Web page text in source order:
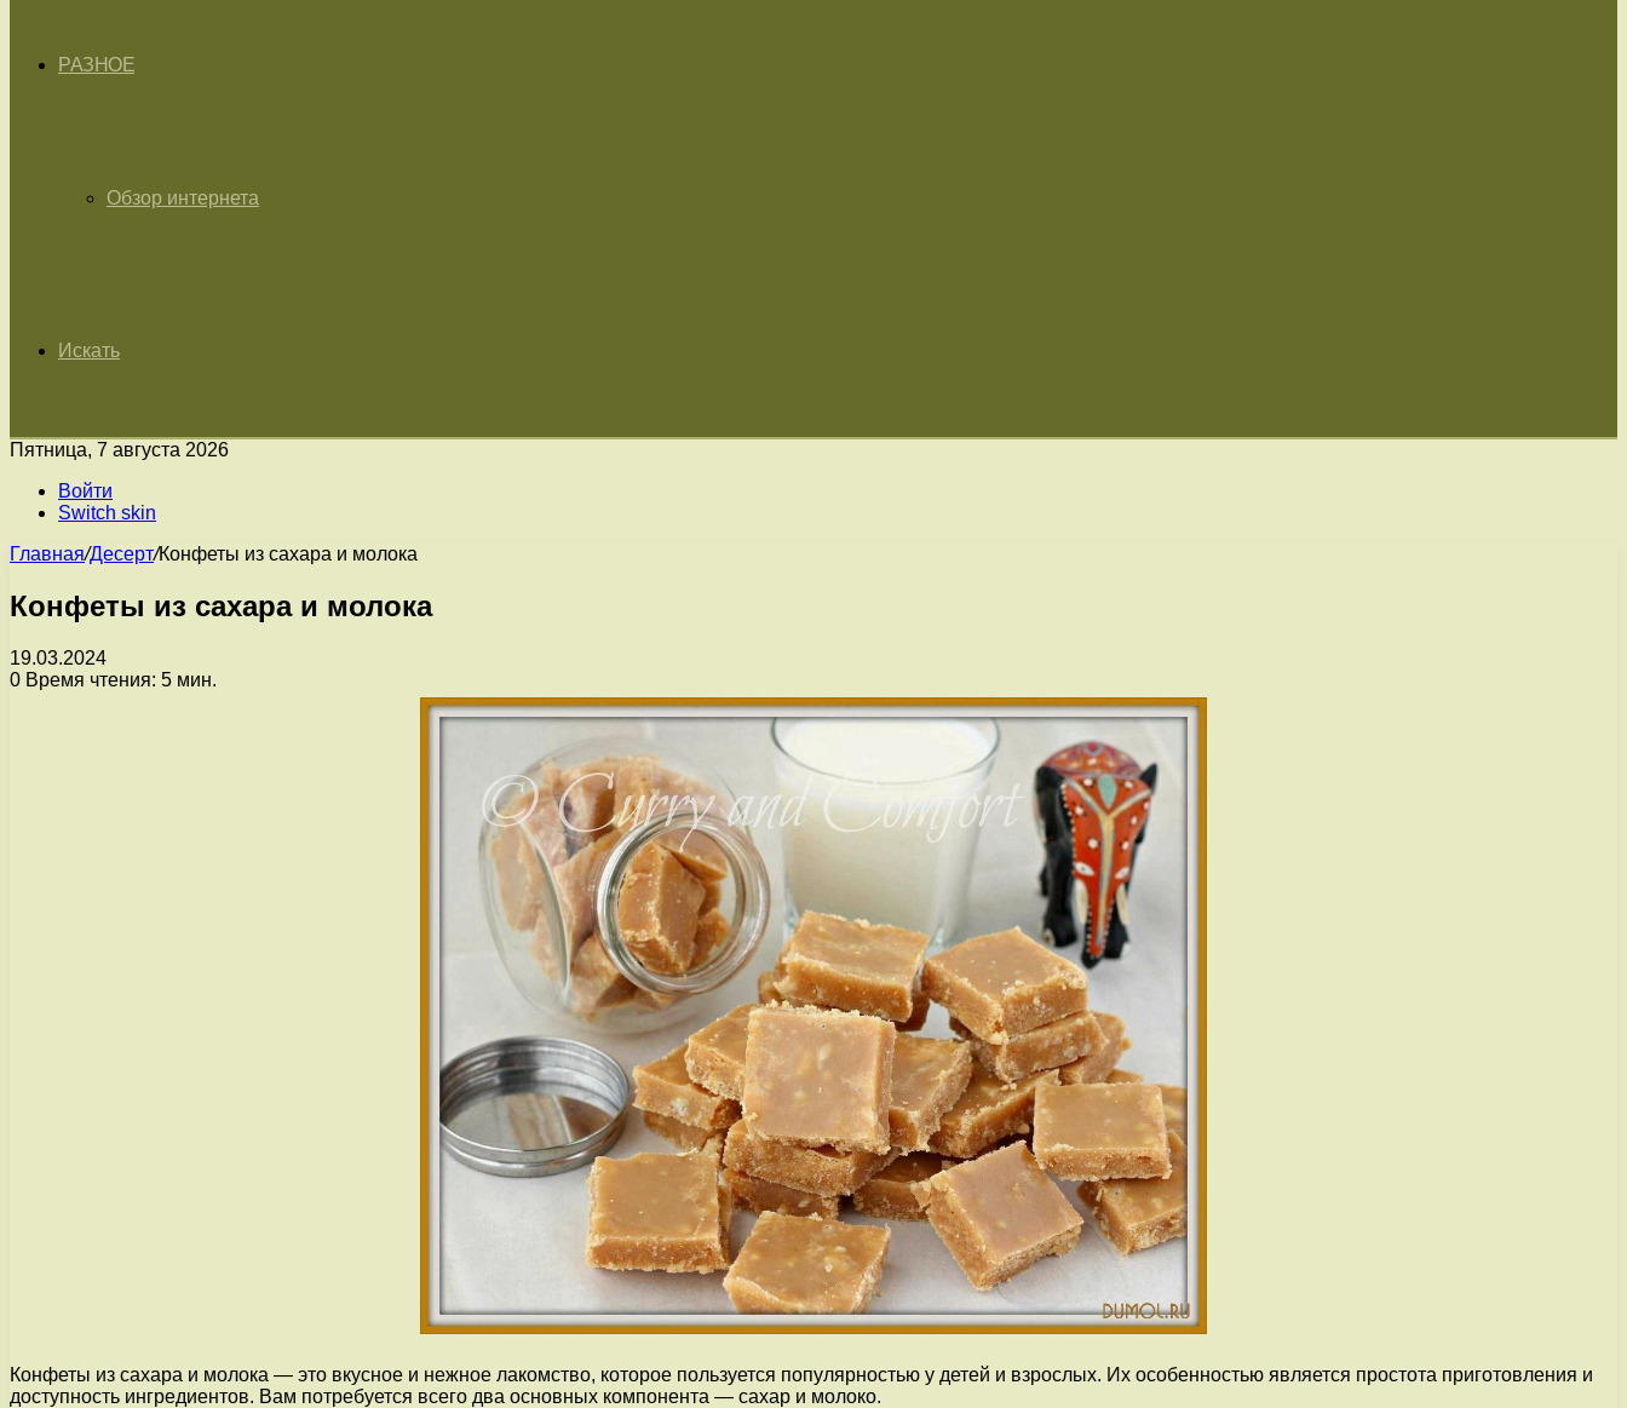
РАЗНОЕ
Обзор интернета
Искать
Пятница, 7 августа 2026
Войти
Switch skin
Главная/Десерт/Конфеты из сахара и молока
Конфеты из сахара и молока
19.03.2024
0 Время чтения: 5 мин.
Конфеты из сахара и молока — это вкусное и нежное лакомство, которое пользуется популярностью у детей и взрослых. Их особенностью является простота приготовления и
доступность ингредиентов. Вам потребуется всего два основных компонента — сахар и молоко.